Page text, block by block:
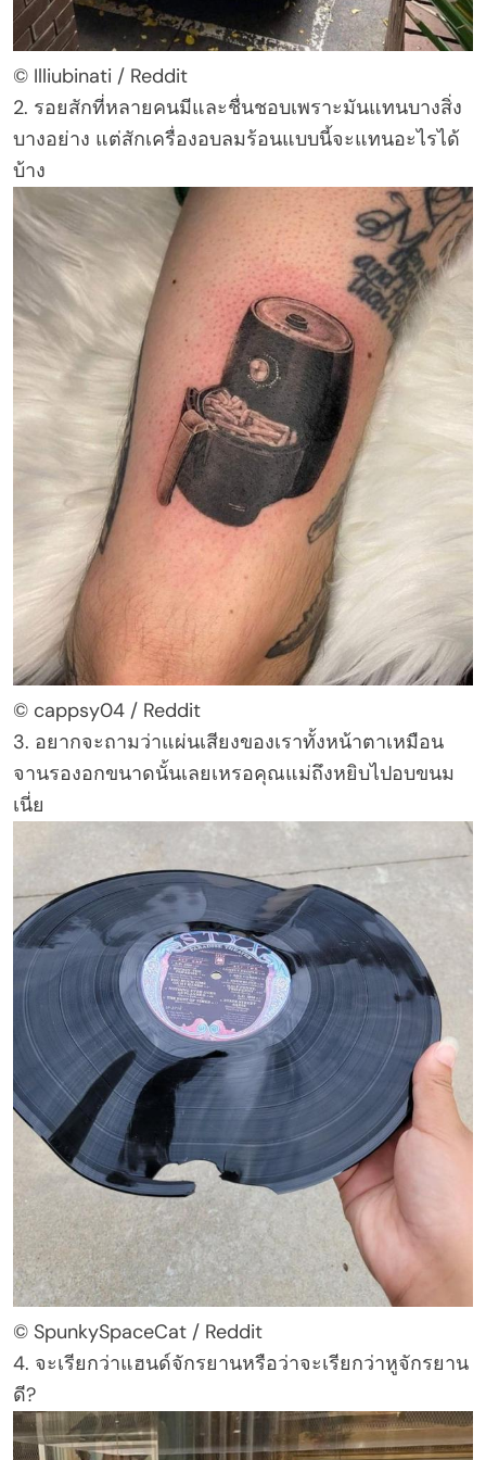
© Illiubinati / Reddit
2. รอยสักที่หลายคนมีและชื่นชอบเพราะมันแทนบางสิ่ง
บางอย่าง แต่สักเครื่องอบลมร้อนแบบนี้จะแทนอะไรได้
บ้าง
© cappsy04 / Reddit
3. อยากจะถามว่าแผ่นเสียงของเราทั้งหน้าตาเหมือน
จานรองอกขนาดนั้นเลยเหรอคุณแม่ถึงหยิบไปอบขนม
เนี่ย
© SpunkySpaceCat / Reddit
4. จะเรียกว่าแฮนด์จักรยานหรือว่าจะเรียกว่าหูจักรยาน
ดี?